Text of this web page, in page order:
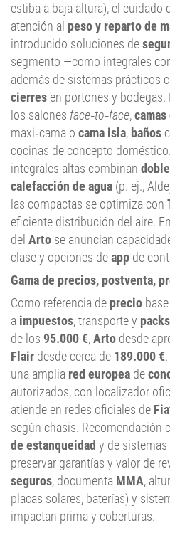
estiba a baja altura), el cuidado
atención al peso y reparto de
introducido soluciones de
segmento —como integrales
además de sistemas prácticos
cierres en portones y
los salones face‑to‑face,
maxi‑cama o cama isla, baños
cocinas de concepto
integrales altas combinan
calefacción de agua (p. ej.,
las compactas se optimiza con
eficiente distribución del aire.
del Arto se anuncian
clase y opciones deapp de
Gama de precios, postventa,
Como referencia de precio
a impuestos, transporte y packs
de los 95.000 €,Arto desde
Flair desde cerca de 189.000 €
una amplia red europea de
autorizados, con localizador
atiende en redes oficiales de
según chasis. Recomendación
de estanqueidad y de
preservar garantías y valor de
seguros, documenta MMA,
placas solares, baterías) y
impactan prima y coberturas.